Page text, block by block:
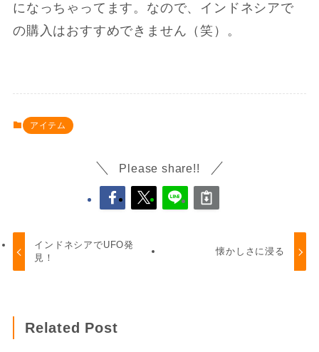
になっちゃってます。なので、インドネシアで
の購入はおすすめできません（笑）。
アイテム
Please share!!
インドネシアでUFO発
見！
懐かしさに浸る
Related Post